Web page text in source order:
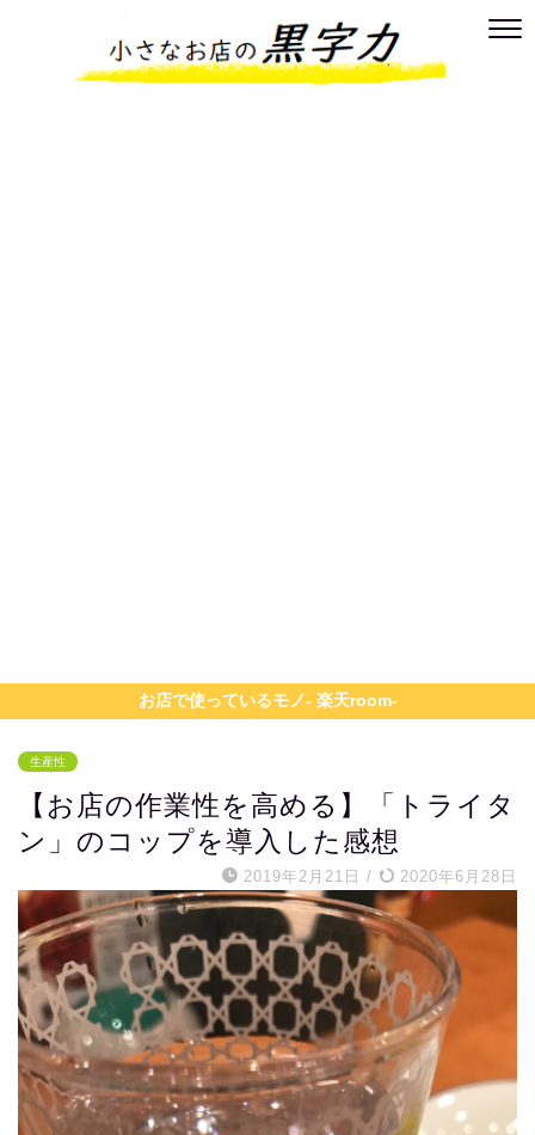
お店で使っているモノ- 楽天room-
生産性
【お店の作業性を高める】「トライタ
ン」のコップを導入した感想
2019年2月21日 / 2020年6月28日